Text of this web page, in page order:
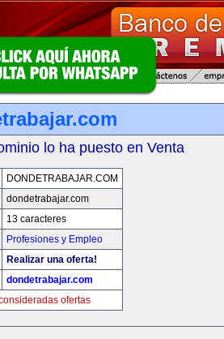
lo ha puesto en Venta
DONDETRABAJAR.COM
dondetrabajar.com
13 caracteres
Profesiones y Empleo
Realizar una oferta!
dondetrabajar.com
ofertas